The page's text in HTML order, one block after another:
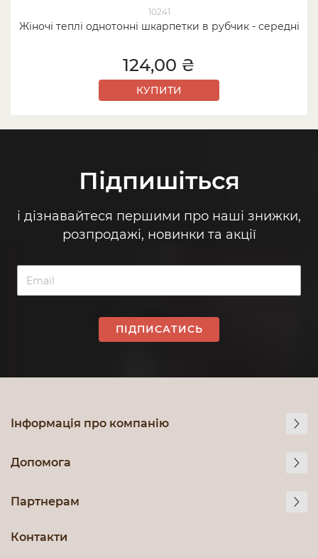
10241
Жіночі теплі однотонні шкарпетки в рубчик - середні
124,00 ₴
КУПИТИ
Підпишіться
і дізнавайтеся першими про наші знижки,
розпродажі, новинки та акції
ПІДПИСАТИСЬ
Інформація про компанію
Допомога
Партнерам
Контакти